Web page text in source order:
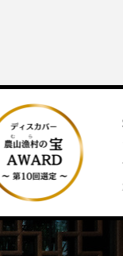
SCC一期生の革新
ジェクトが「ディ
ー農山漁村の宝」
2023.11.22